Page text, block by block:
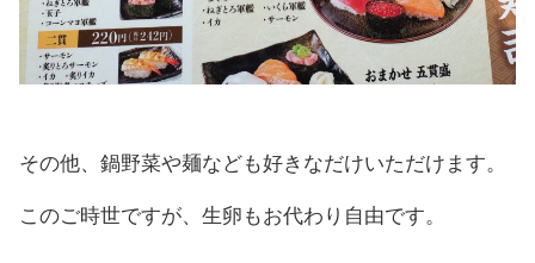
その他、鍋野菜や麺なども好きなだけいただけます。
このご時世ですが、生卵もお代わり自由です。